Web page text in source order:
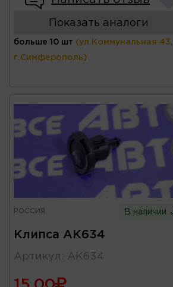
Показать аналоги
больше 10 шт (ул.Коммунальная 43,
г.Симферополь)
РОССИЯ В наличии
Клипса AK634
Артикул : AK634